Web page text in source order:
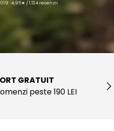
· 4,95★ / 1.124 recenzii
GRATUIT
peste 190 LEI